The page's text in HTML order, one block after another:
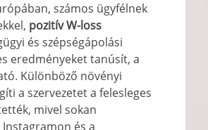
számos ügyfélnek
pozitív W-loss
és szépségápolási
eredményeket tanúsít, a
Különböző növényi
a szervezetet a felesleges
mivel sokan
és a